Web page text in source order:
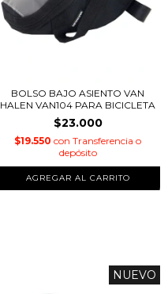
BOLSO BAJO ASIENTO VAN
HALEN VAN104 PARA BICICLETA
$23.000
$19.550 con Transferencia o
depósito
NUEVO